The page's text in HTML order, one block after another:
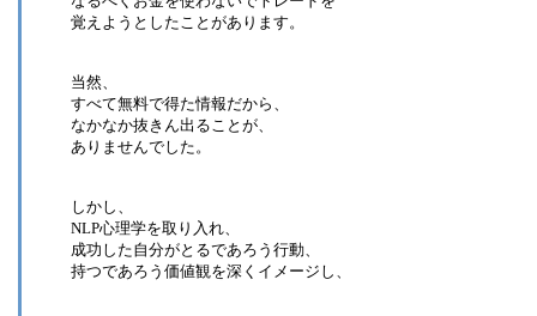
覚えようとしたことがあります。
当然、
すべて無料で得た情報だから、
なかなか抜きん出ることが、
ありませんでした。
しかし、
NLP心理学を取り入れ、
成功した自分がとるであろう行動、
持つであろう価値観を深くイメージし、